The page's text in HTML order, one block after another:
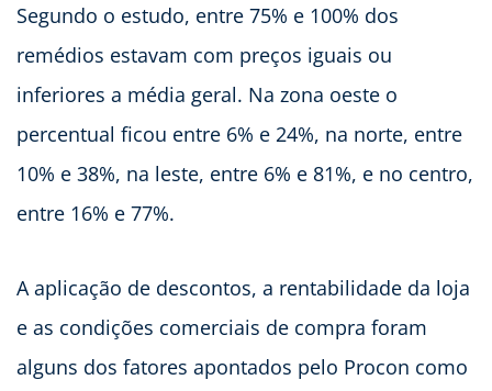
Segundo o estudo, entre 75% e 100% dos
remédios estavam com preços iguais ou
inferiores a média geral. Na zona oeste o
percentual ficou entre 6% e 24%, na norte, entre
10% e 38%, na leste, entre 6% e 81%, e no centro,
entre 16% e 77%.
A aplicação de descontos, a rentabilidade da loja
e as condições comerciais de compra foram
alguns dos fatores apontados pelo Procon como